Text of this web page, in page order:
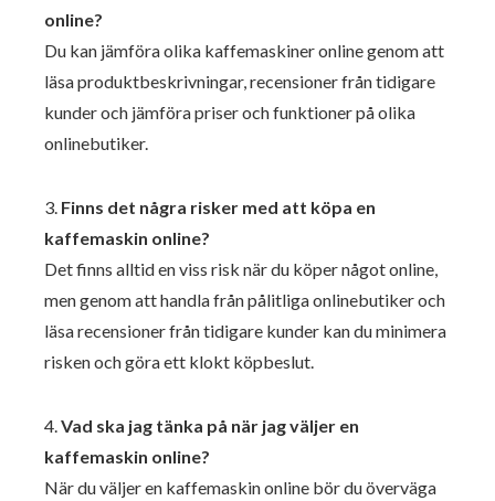
online?
Du kan jämföra olika kaffemaskiner online genom att
läsa produktbeskrivningar, recensioner från tidigare
kunder och jämföra priser och funktioner på olika
onlinebutiker.
3. Finns det några risker med att köpa en
kaffemaskin online?
Det finns alltid en viss risk när du köper något online,
men genom att handla från pålitliga onlinebutiker och
läsa recensioner från tidigare kunder kan du minimera
risken och göra ett klokt köpbeslut.
4.Vad ska jag tänka på när jag väljer en
kaffemaskin online?
När du väljer en kaffemaskin online bör du överväga